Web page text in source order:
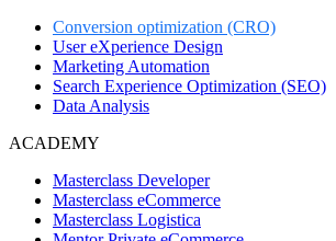
Conversion optimization (CRO)
User eXperience Design
Marketing Automation
Search Experience Optimization (SEO)
Data Analysis
ACADEMY
Masterclass Developer
Masterclass eCommerce
Masterclass Logistica